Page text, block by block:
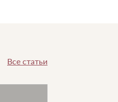
Все статьи